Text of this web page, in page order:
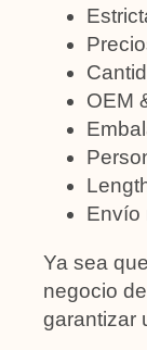
OEM
Envío
Ya sea
negocio
garantizar